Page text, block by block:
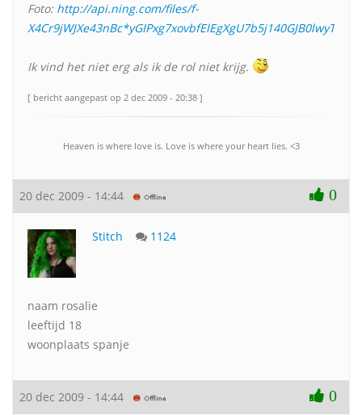
Foto: http://api.ning.com/files/f-
Ik vind het niet erg als ik de rol niet krijg.
[ bericht aangepast op 2 dec 2009 - 20:38 ]
Heaven is where love is. Love is where your heart lies. <3
20 dec 2009 - 14:44 0
Stitch 1124
naam rosalie
leeftijd 18
woonplaats spanje
20 dec 2009 - 14:44 0